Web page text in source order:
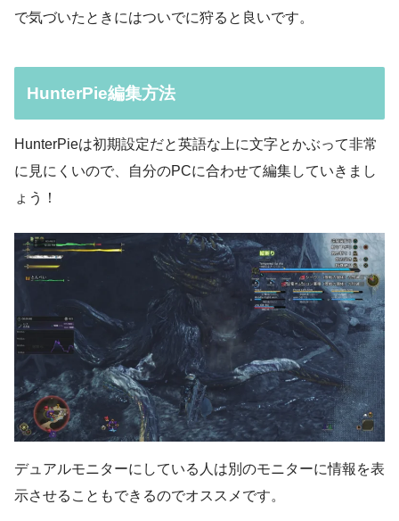
で気づいたときにはついでに狩ると良いです。
HunterPie編集方法
HunterPieは初期設定だと英語な上に文字とかぶって非常
に見にくいので、自分のPCに合わせて編集していきまし
ょう！
デュアルモニターにしている人は別のモニターに情報を表
示させることもできるのでオススメです。